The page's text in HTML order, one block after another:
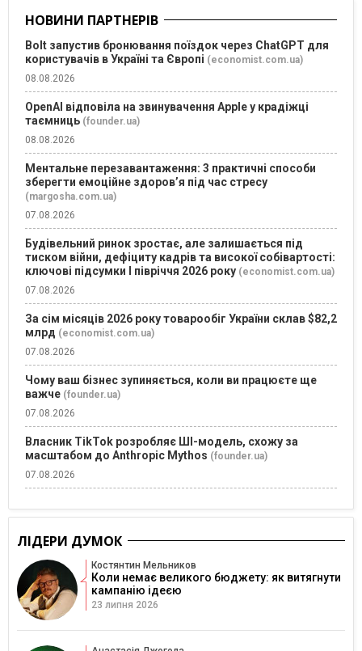
НОВИНИ ПАРТНЕРІВ
Bolt запустив бронювання поїздок через ChatGPT для
користувачів в Україні та Європі (economist.com.ua)
08.08.2026
OpenAI відповіла на звинувачення Apple у крадіжці
таємниць (founder.ua)
08.08.2026
Ментальне перезавантаження: 3 практичні способи
зберегти емоційне здоров’я під час стресу
(margosha.com.ua)
07.08.2026
Будівельний ринок зростає, але залишається під
тиском війни, дефіциту кадрів та високої собівартості:
ключові підсумки І півріччя 2026 року (economist.com.ua)
07.08.2026
За сім місяців 2026 року товарообіг України склав $82,2
млрд (economist.com.ua)
07.08.2026
Чому ваш бізнес зупиняється, коли ви працюєте ще
важче (founder.ua)
07.08.2026
Власник TikTok розробляє ШІ-модель, схожу за
масштабом до Anthropic Mythos (founder.ua)
07.08.2026
ЛІДЕРИ ДУМОК
Костянтин Мельников
Коли немає великого бюджету: як витягнути
кампанію ідеєю
23 липня 2026